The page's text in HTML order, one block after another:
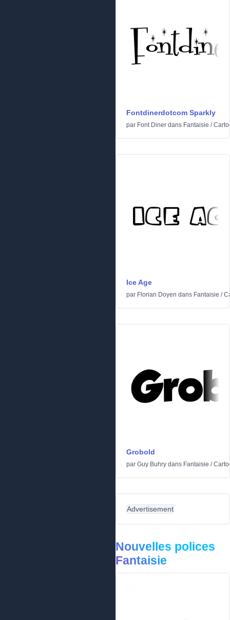
Fontdinerdotcom Sparkly
par Font Diner dans Fantaisie /
Ice Age
par Florian Doyen dans Fantaisie /
Grobold
par Guy Buhry dans Fantaisie /
Advertisement
Nouvelles polices
Fantaisie